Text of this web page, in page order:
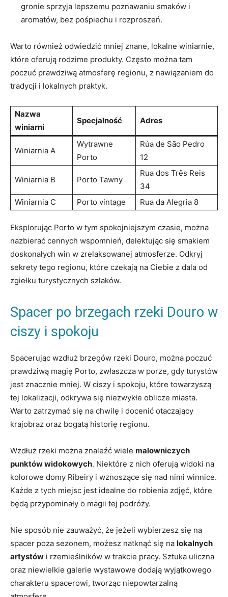
gronie sprzyja lepszemu poznawaniu smaków i
aromatów,⁤ bez pośpiechu i rozproszeń.
Warto również ⁢odwiedzić mniej znane, lokalne winiarnie,
które oferują rodzime produkty. Często można tam
poczuć prawdziwą atmosferę regionu, z nawiązaniem do
tradycji i lokalnych praktyk.
Nazwa
winiarni
Specjalność Adres
Winiarnia A
Wytrawne
Porto
Rúa‌ de São Pedro‌
12
Winiarnia B Porto Tawny
Rua dos Três Reis
34
Winiarnia C
Porto vintage Rua da Alegria 8
Eksplorując Porto w tym ⁢spokojniejszym czasie, można
nazbierać cennych ‌wspomnień,‍ delektując się smakiem
doskonałych win w zrelaksowanej atmosferze.⁢ Odkryj
sekrety tego regionu, które⁤ czekają ‌na Ciebie ⁢z dala od
⁢zgiełku⁢ turystycznych szlaków.
Spacer ‌po brzegach​ rzeki Douro w
ciszy⁣ i spokoju
Spacerując wzdłuż brzegów ⁤rzeki Douro, można poczuć
prawdziwą magię Porto, zwłaszcza w ‍porze,⁣ gdy turystów
jest znacznie mniej. W ciszy‌ i spokoju, które towarzyszą
tej ⁣lokalizacji, odkrywa się niezwykłe oblicze miasta.
Warto ⁤zatrzymać się na chwilę i docenić otaczający
‍krajobraz⁢ oraz bogatą historię regionu.
Wzdłuż rzeki można znaleźć wiele malowniczych
punktów widokowych. Niektóre z nich ​oferują widoki na⁢
kolorowe domy Ribeiry i wznoszące się nad ​nimi winnice.
Każde z tych miejsc jest idealne do robienia zdjęć, które
będą przypominały o magii tej podróży.
Nie sposób nie zauważyć, że⁣ jeżeli wybierzesz się na
spacer poza sezonem, możesz natknąć‌ się ⁢na lokalnych
artystów i ‍rzemieślników w trakcie pracy. Sztuka‌ uliczna
oraz niewielkie galerie wystawowe dodają wyjątkowego
charakteru spacerowi, tworząc‌ niepowtarzalną